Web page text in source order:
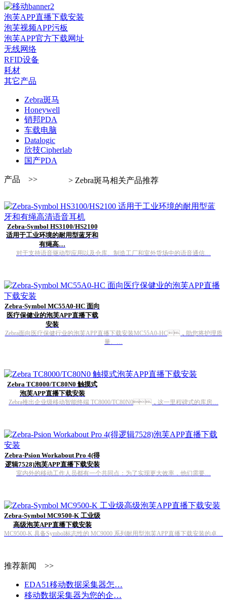
泡芙APP直播下载安装
泡芙视频APP污板
泡芙APP官方下载网址
无线网络
RFID设备
耗材
其它产品
Zebra斑马
Honeywell
销邦PDA
车载电脑
Datalogic
欣技Cipherlab
国产PDA
产品 >> > Zebra斑马相关产品推荐
Zebra-Symbol HS3100/HS2100
适用于工业环境的耐用型蓝牙和
有绳高…
对于支持语音驱动型应用以及仓库、制造工厂和室外货场中的语音通信…
Zebra-Symbol MC55A0-HC 面向
医疗保健业的泡芙APP直播下载
安装
Zebra面向医疗保健行业的泡芙APP直播下载安装MC55A0-HC，助您将护理质
量、…
Zebra TC8000/TC80N0 触摸式
泡芙APP直播下载安装
Zebra推出企业级移动智能终端 TC8000/TC80N0，这一里程碑式的库房…
Zebra-Psion Workabout Pro 4(得
逻辑7528)泡芙APP直播下载安装
室内外的移动工作人员都有一个共同点：为了实现更大效率，他们需要…
Zebra-Symbol MC9500-K 工业级
高级泡芙APP直播下载安装
MC9500-K 具备Symbol标志性的 MC9000 系列耐用型泡芙APP直播下载安装的卓…
推荐新闻 >>
EDA51移动数据采集器怎…
移动数据采集器为您的企…